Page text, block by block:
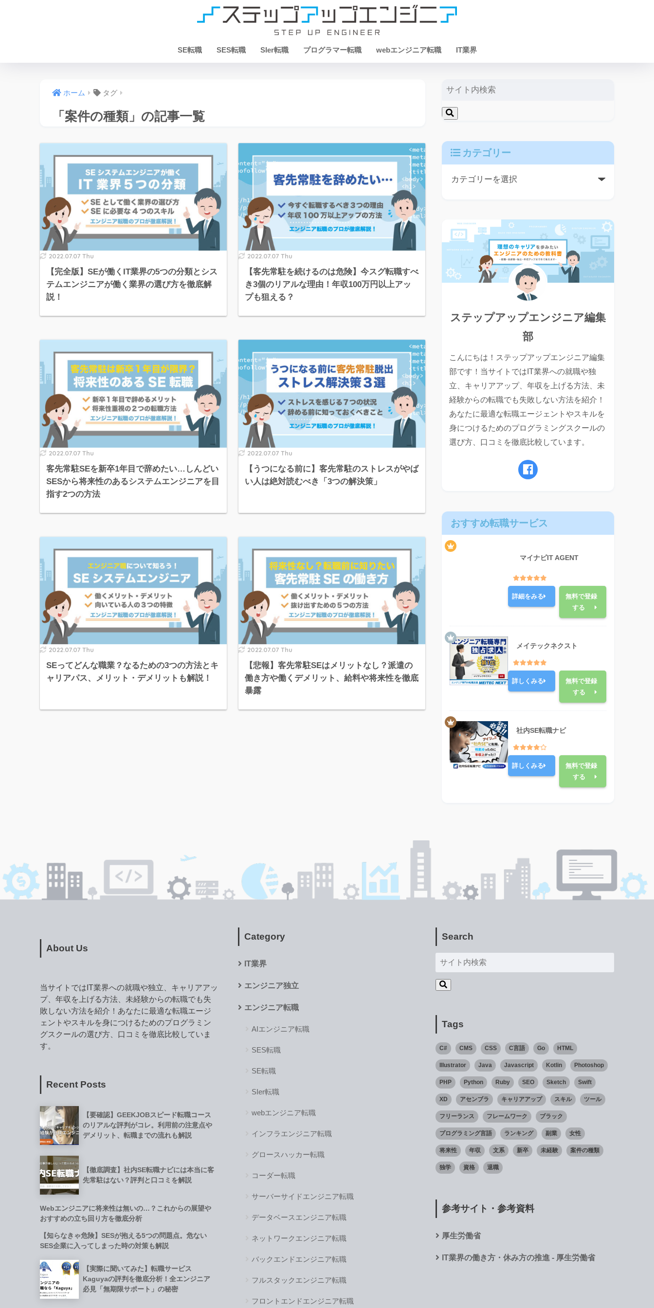
SE転職 SES転職 SIer転職 プログラマー転職 webエンジニア転職 IT業界
ホーム タグ
「案件の種類」の記事一覧
2022.07.07 Thu
【完全版】SEが働くIT業界の5つの分類とシス
テムエンジニアが働く業界の選び方を徹底解
説！
2022.07.07 Thu
【客先常駐を続けるのは危険】今スグ転職すべ
き3個のリアルな理由！年収100万円以上アッ
プも狙える？
2022.07.07 Thu
客先常駐SEを新卒1年目で辞めたい…しんどい
SESから将来性のあるシステムエンジニアを目
指す2つの方法
2022.07.07 Thu
【うつになる前に】客先常駐のストレスがやば
い人は絶対読むべき「3つの解決策」
2022.07.07 Thu
SEってどんな職業？なるための3つの方法とキ
ャリアパス、メリット・デメリットも解説！
2022.07.07 Thu
【悲報】客先常駐SEはメリットなし？派遣の
働き方や働くデメリット、給料や将来性を徹底
暴露
カテゴリー
ステップアップエンジニア編集
部
こんにちは！ステップアップエンジニア編集
部です！当サイトではIT業界への就職や独
立、キャリアアップ、年収を上げる方法、未
経験からの転職でも失敗しない方法を紹介！
あなたに最適な転職エージェントやスキルを
身につけるためのプログラミングスクールの
選び方、口コミを徹底比較しています。
おすすめ転職サービス
マイナビIT AGENT
詳細をみる
無料で登録
する
メイテックネクスト
詳しくみる
無料で登録
する
社内SE転職ナビ
詳しくみる
無料で登録
する
About Us
当サイトではIT業界への就職や独立、キャリアアッ
プ、年収を上げる方法、未経験からの転職でも失
敗しない方法を紹介！あなたに最適な転職エージ
ェントやスキルを身につけるためのプログラミン
グスクールの選び方、口コミを徹底比較していま
す。
Recent Posts
【要確認】GEEKJOBスピード転職コース
のリアルな評判がコレ。利用前の注意点や
デメリット、転職までの流れも解説
【徹底調査】社内SE転職ナビには本当に客
先常駐はない？評判と口コミを解説
Webエンジニアに将来性は無いの…？これからの展望や
おすすめの立ち回り方を徹底分析
【知らなきゃ危険】SESが抱える5つの問題点。危ない
SES企業に入ってしまった時の対策も解説
【実際に聞いてみた】転職サービス
Kaguyaの評判を徹底分析！全エンジニア
必見「無期限サポート」の秘密
Category
IT業界
エンジニア独立
エンジニア転職
AIエンジニア転職
SES転職
SE転職
SIer転職
webエンジニア転職
インフラエンジニア転職
グロースハッカー転職
コーダー転職
サーバーサイドエンジニア転職
データベースエンジニア転職
ネットワークエンジニア転職
バックエンドエンジニア転職
フルスタックエンジニア転職
フロントエンドエンジニア転職
Search
Tags
C# CMS CSS C言語 Go HTML
Illustrator Java Javascript Kotlin Photoshop
PHP Python Ruby SEO Sketch Swift
XD アセンブラ キャリアアップ スキル ツール
フリーランス フレームワーク ブラック
プログラミング言語 ランキング 副業 女性
将来性 年収 文系 新卒 未経験 案件の種類
独学 資格 退職
参考サイト・参考資料
厚生労働省
IT業界の働き方・休み方の推進 - 厚生労働省